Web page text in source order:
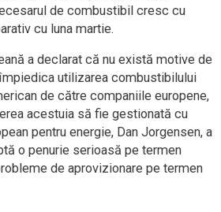
de combustibil cresc cu
cu luna martie.
a declarat că nu există motive de
utilizarea combustibilului
de către companiile europene,
acestuia să fie gestionată cu
pentru energie, Dan Jorgensen, a
o penurie serioasă pe termen
de aprovizionare pe termen